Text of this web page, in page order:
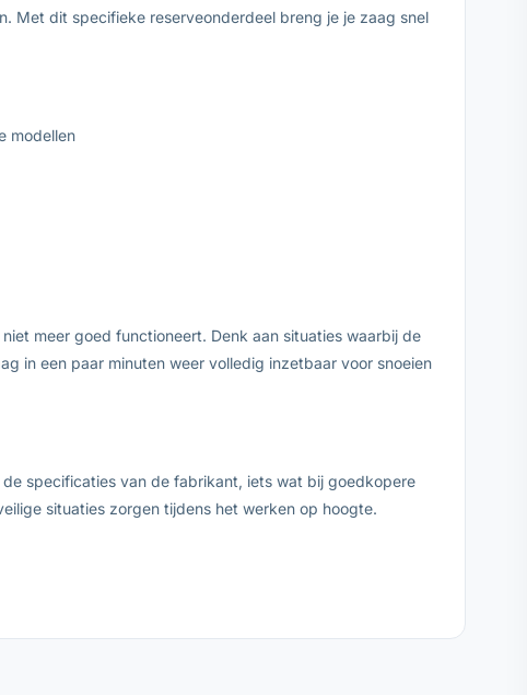
Met dit specifieke reserveonderdeel breng je je zaag snel
modellen
meer goed functioneert. Denk aan situaties waarbij de
in een paar minuten weer volledig inzetbaar voor snoeien
specificaties van de fabrikant, iets wat bij goedkopere
situaties zorgen tijdens het werken op hoogte.